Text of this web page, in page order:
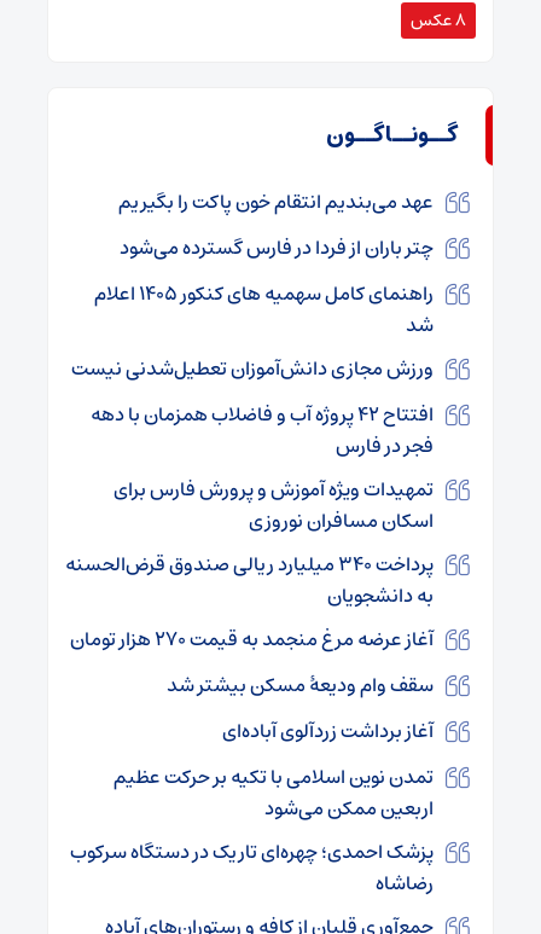
8 عکس
گــونــاگــون
عهد می‌بندیم انتقام خون پاکت را بگیریم
چتر باران از فردا در فارس گسترده می‌شود
راهنمای کامل سهمیه‌ های کنکور ۱۴۰۵ اعلام
شد
ورزش مجازی دانش‌آموزان تعطیل‌شدنی نیست
افتتاح ۴۲ پروژه آب و فاضلاب همزمان با دهه
فجر در فارس
تمهیدات ویژه آموزش‌ و پرورش فارس برای
اسکان مسافران نوروزی
پرداخت ۳۴۰ میلیارد ریالی صندوق قرض‌الحسنه
به دانشجویان
آغاز عرضه مرغ منجمد به قیمت ۲۷۰ هزار تومان
سقف وام ودیعۀ مسکن بیشتر شد
آغاز برداشت زردآلوی آباده‌ای
تمدن نوین اسلامی با تکیه بر حرکت عظیم
اربعین ممکن می‌شود
پزشک احمدی؛ چهره‌ای تاریک در دستگاه سرکوب
رضاشاه
جمع‌آوری قلیان از کافه و رستوران‌های آباده